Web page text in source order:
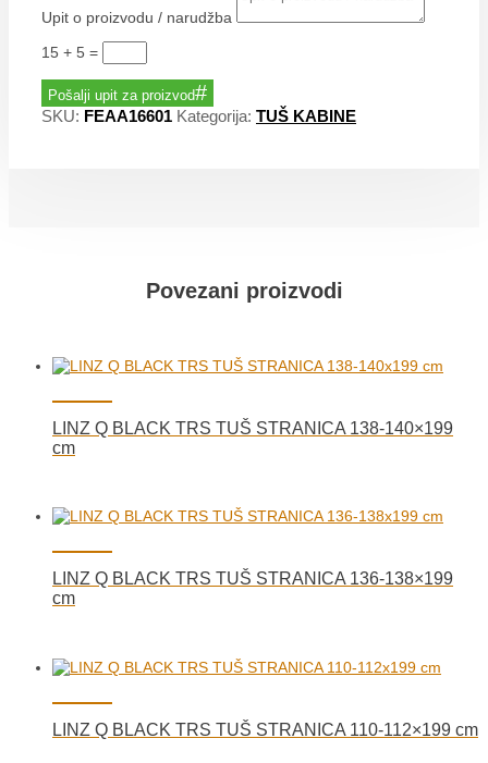
Upit o proizvodu / narudžba
15 + 5 =
Pošalji upit za proizvod
SKU: FEAA16601 Kategorija: TUŠ KABINE
Povezani proizvodi
LINZ Q BLACK TRS TUŠ STRANICA 138-140×199
cm
LINZ Q BLACK TRS TUŠ STRANICA 136-138×199
cm
LINZ Q BLACK TRS TUŠ STRANICA 110-112×199 cm